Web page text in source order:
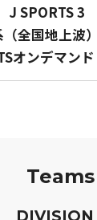
J SPORTS 3
全国地上波）
オンデマンド
Teams